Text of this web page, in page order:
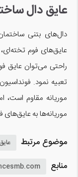
عایق دال
دال‌های بتنی
عایق‌های فوم
راحتی می‌توان عایق
تعبیه نمود.
موریانه مقاوم است،
موریانه‌ها به
موضوع مرتبط
منابع